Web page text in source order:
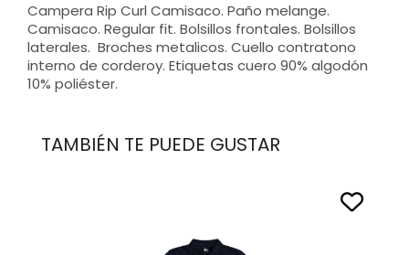
Campera Rip Curl Camisaco. Paño melange.
Camisaco. Regular fit. Bolsillos frontales. Bolsillos
laterales. Broches metalicos. Cuello contratono
interno de corderoy. Etiquetas cuero 90% algodón
10% poliéster.
TAMBIÉN TE PUEDE GUSTAR